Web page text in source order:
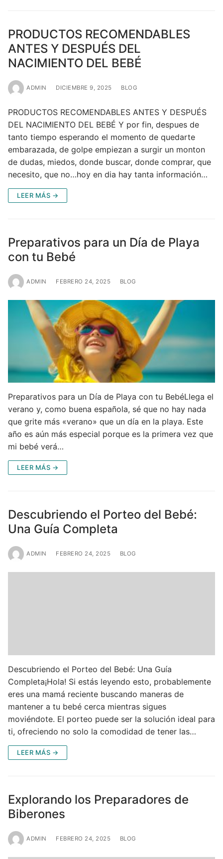
PRODUCTOS RECOMENDABLES
ANTES Y DESPUÉS DEL
NACIMIENTO DEL BEBÉ
ADMIN DICIEMBRE 9, 2025 BLOG
PRODUCTOS RECOMENDABLES ANTES Y DESPUÉS
DEL NACIMIENTO DEL BEBÉ Y por fin, despues de
tanto tiempo esperando el momento de quedarte
embarazada, de golpe empiezan a surgir un monton
de dudas, miedos, donde buscar, donde comprar, que
necesito, que no…hoy en dia hay tanta información…
LEER MÁS →
Preparativos para un Día de Playa
con tu Bebé
ADMIN FEBRERO 24, 2025 BLOG
Preparativos para un Día de Playa con tu BebéLlega el
verano y, como buena española, sé que no hay nada
que grite más «verano» que un día en la playa. Este
año es aún más especial porque es la primera vez que
mi bebé verá…
LEER MÁS →
Descubriendo el Porteo del Bebé:
Una Guía Completa
ADMIN FEBRERO 24, 2025 BLOG
Descubriendo el Porteo del Bebé: Una Guía
Completa¡Hola! Si estás leyendo esto, probablemente
eres una mamá reciente buscando maneras de
mantener a tu bebé cerca mientras sigues
moviéndote. El porteo puede ser la solución ideal para
ti, ofreciendo no solo la comodidad de tener las…
LEER MÁS →
Explorando los Preparadores de
Biberones
ADMIN FEBRERO 24, 2025 BLOG